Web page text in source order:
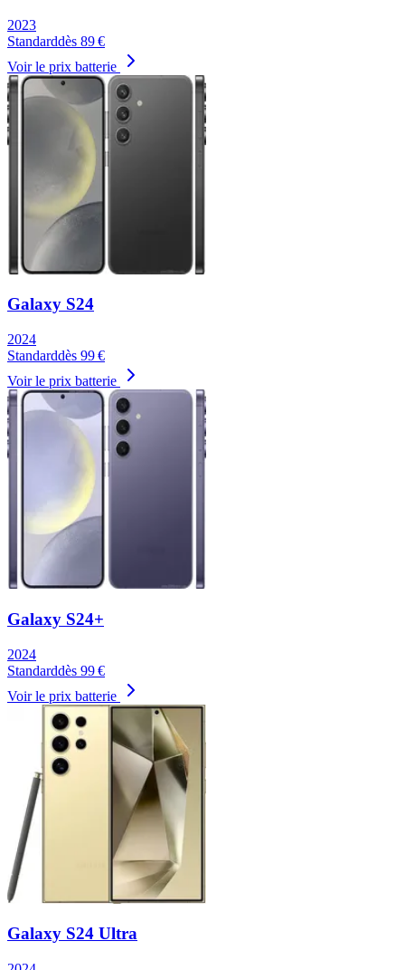
2023
Standarddès 89€
Voir le prix batterie
Galaxy S24
2024
Standarddès 99€
Voir le prix batterie
Galaxy S24+
2024
Standarddès 99€
Voir le prix batterie
Galaxy S24 Ultra